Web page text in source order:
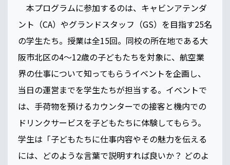
本プログラムに参加するのは、キャビンアテンダ
ント（CA）やグランドスタッフ（GS）を目指す25名
の学生たち。授業は全15回。同校の所在地である大
阪市北区の4〜12歳の子どもたちを対象に、航空業
界の仕事について知ってもらうイベントを企画し、
当日の運営までを学生たちが担当する。イベントで
は、手荷物を預けるカウンターでの接客と機内での
ドリンクサービスを子どもたちに体験してもらう。
学生は「子どもたちに仕事内容やその魅力を伝える
には、どのような言葉で説明すれば良いか？ どのよ